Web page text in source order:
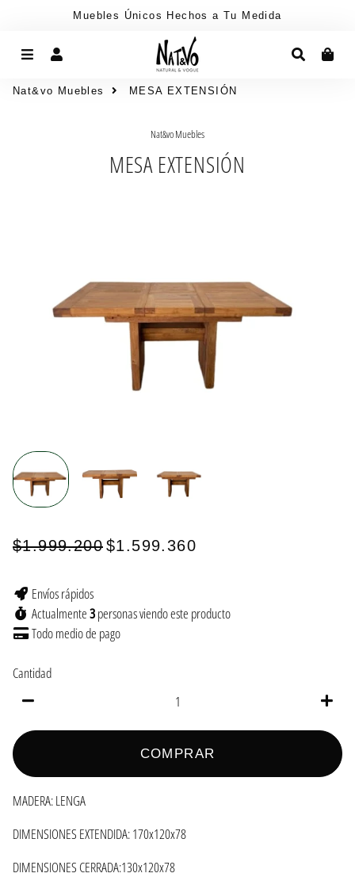
Muebles Únicos Hechos a Tu Medida
Menú Buscar
Nat&vo Muebles MESA EXTENSIÓN
Nat&vo Muebles
MESA EXTENSIÓN
Precio
$1.999.200
Precio
oferta
$1.599.360
Envíos rápidos
Actualmente3personas viendo este producto
Todo mediode pago
Cantidad
COMPRAR
MADERA: LENGA
DIMENSIONES EXTENDIDA: 170x120x78
DIMENSIONES CERRADA:130x120x78